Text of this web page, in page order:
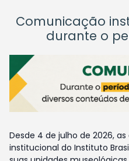
Comunicação
durante o
Desde 4 de julho de 2026,
institucional do Instituto